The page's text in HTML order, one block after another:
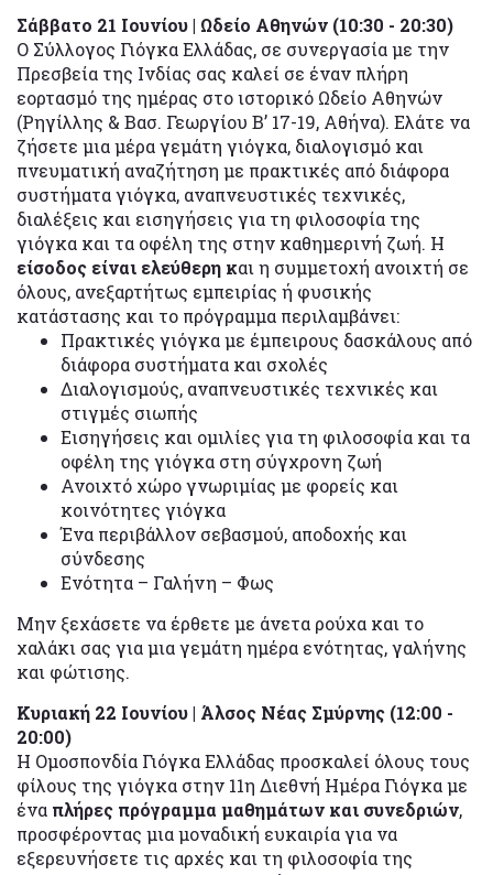
Σάββατο 21 Ιουνίου | Ωδείο Αθηνών (10:30 - 20:30)
Ο Σύλλογος Γιόγκα Ελλάδας, σε συνεργασία με την
Πρεσβεία της Ινδίας σας καλεί σε έναν πλήρη
εορτασμό της ημέρας στο ιστορικό Ωδείο Αθηνών
(Ρηγίλλης & Βασ. Γεωργίου Β’ 17-19, Αθήνα). Ελάτε να
ζήσετε μια μέρα γεμάτη γιόγκα, διαλογισμό και
πνευματική αναζήτηση με πρακτικές από διάφορα
συστήματα γιόγκα, αναπνευστικές τεχνικές,
διαλέξεις και εισηγήσεις για τη φιλοσοφία της
γιόγκα και τα οφέλη της στην καθημερινή ζωή. Η
είσοδος είναι ελεύθερη και η συμμετοχή ανοιχτή σε
όλους, ανεξαρτήτως εμπειρίας ή φυσικής
κατάστασης και το πρόγραμμα περιλαμβάνει:
Πρακτικές γιόγκα με έμπειρους δασκάλους από
διάφορα συστήματα και σχολές
Διαλογισμούς, αναπνευστικές τεχνικές και
στιγμές σιωπής
Εισηγήσεις και ομιλίες για τη φιλοσοφία και τα
οφέλη της γιόγκα στη σύγχρονη ζωή
Ανοιχτό χώρο γνωριμίας με φορείς και
κοινότητες γιόγκα
Ένα περιβάλλον σεβασμού, αποδοχής και
σύνδεσης
Ενότητα – Γαλήνη – Φως
Μην ξεχάσετε να έρθετε με άνετα ρούχα και το
χαλάκι σας για μια γεμάτη ημέρα ενότητας, γαλήνης
και φώτισης.
Κυριακή 22 Ιουνίου | Άλσος Νέας Σμύρνης (12:00 -
20:00)
Η Ομοσπονδία Γιόγκα Ελλάδας προσκαλεί όλους τους
φίλους της γιόγκα στην 11η Διεθνή Ημέρα Γιόγκα με
ένα πλήρες πρόγραμμα μαθημάτων και συνεδριών,
προσφέροντας μια μοναδική ευκαιρία για να
εξερευνήσετε τις αρχές και τη φιλοσοφία της